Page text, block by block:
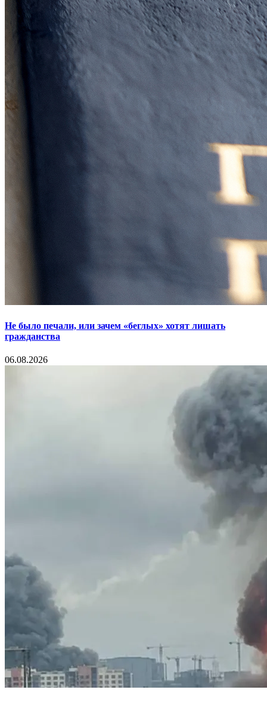
Не было печали, или зачем «беглых» хотят лишать
гражданства
06.08.2026